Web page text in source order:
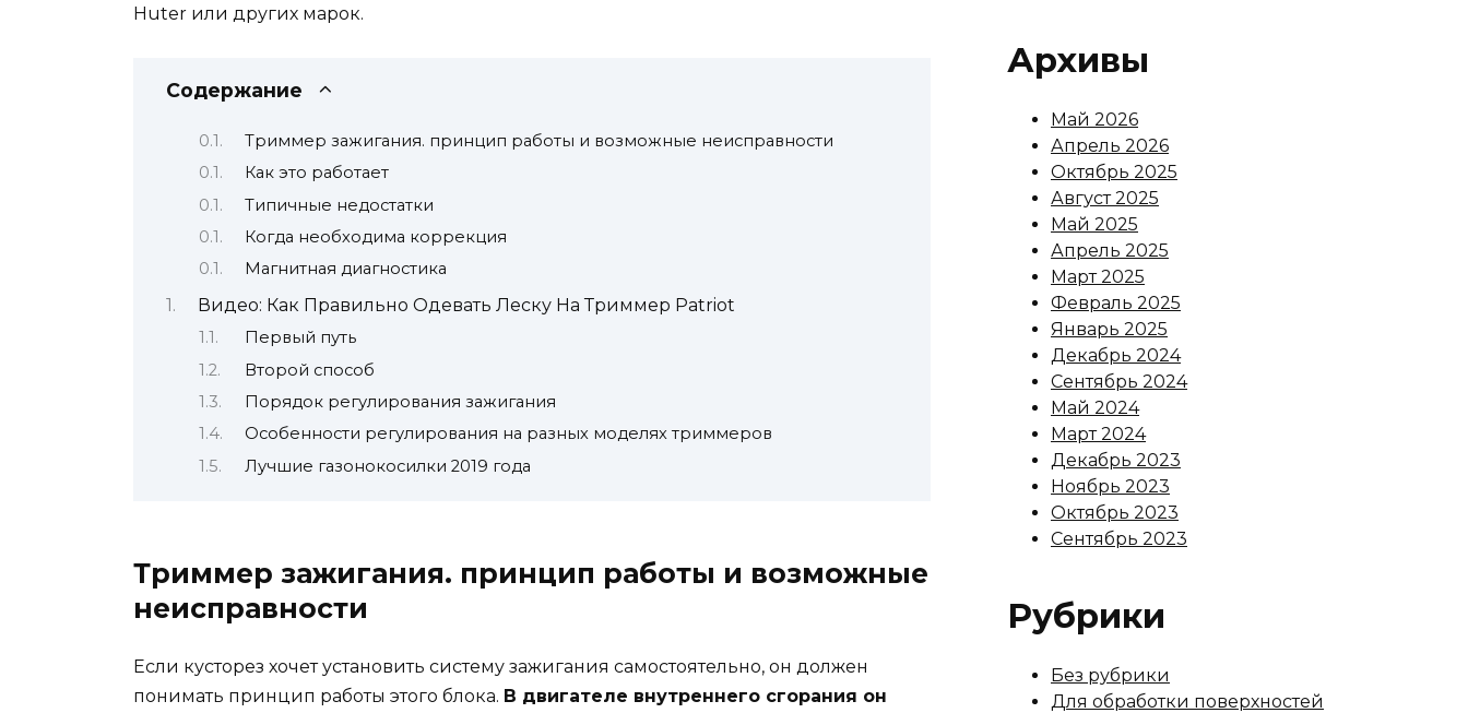
Huter или других марок.
Содержание
Триммер зажигания. принцип работы и возможные неисправности
Как это работает
Типичные недостатки
Когда необходима коррекция
Магнитная диагностика
Видео: Как Правильно Одевать Леску На Триммер Patriot
Первый путь
Второй способ
Порядок регулирования зажигания
Особенности регулирования на разных моделях триммеров
Лучшие газонокосилки 2019 года
Триммер зажигания. принцип работы и возможные
неисправности
Если кусторез хочет установить систему зажигания самостоятельно, он должен
понимать принцип работы этого блока. В двигателе внутреннего сгорания он
Архивы
Май 2026
Апрель 2026
Октябрь 2025
Август 2025
Май 2025
Апрель 2025
Март 2025
Февраль 2025
Январь 2025
Декабрь 2024
Сентябрь 2024
Май 2024
Март 2024
Декабрь 2023
Ноябрь 2023
Октябрь 2023
Сентябрь 2023
Рубрики
Без рубрики
Для обработки поверхностей